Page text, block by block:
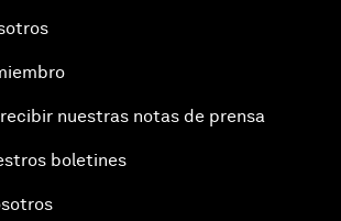
nuestras notas de prensa
boletines